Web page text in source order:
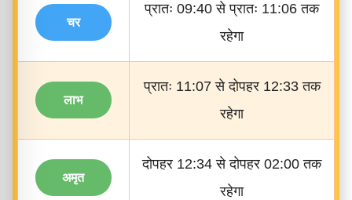
चर
प्रातः 09:40 से प्रातः 11:06 तक
रहेगा
लाभ
प्रातः 11:07 से दोपहर 12:33 तक
रहेगा
अमृत
दोपहर 12:34 से दोपहर 02:00 तक
रहेगा